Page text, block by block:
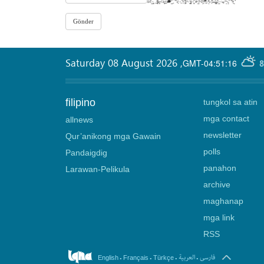
GMT-04:51:16
Saturday 08 August 2026 ,
filipino
allnews
Qur’anikong mga Gawain
Pandaigdig
Larawan-Pelikula
tungkol sa atin
mga contact
newsletter
polls
panahon
archive
maghanap
mga link
RSS
English. Français . Türkçe. العربیة.فارسی